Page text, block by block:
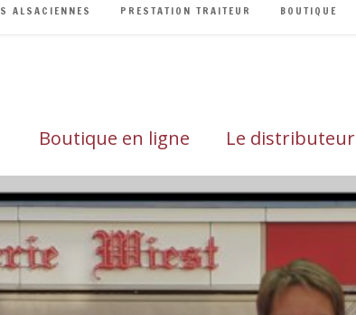
ALSACIENNES PRESTATION TRAITEUR BOUTIQUE
Boutique en ligne Le distributeur